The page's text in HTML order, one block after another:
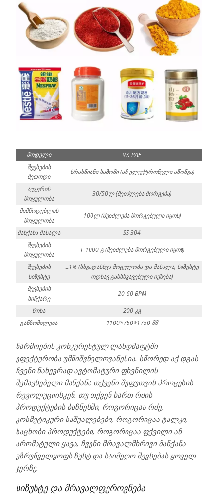
მოდელი
VK-PAF
შევსების
მეთოდი
ხრახნიანი საზომი (ან ელექტრონული აწონვა)
აუგერის
მოცულობა
30/50ლ (შეიძლება მორგება)
მიმწოდებლის
მოცულობა
100ლ (შეიძლება მორგებული იყოს)
მანქანა მასალა
SS 304
შევსების
მოცულობა
1-1000 გ (შეიძლება მორგებული იყოს)
შევსების
სიზუსტე
±1% (სხვადასხვა მოცულობა და მასალა, სიზუსტე
ოდნავ განსხვავებული იქნება)
შევსების
სიჩქარე
20-60 BPM
წონა
200 კგ
განზომილება
1100*750*1750 მმ
წარმოების კონკურენტულ ლანდშაფტში
ეფექტურობა უმნიშვნელოვანესია. სწორედ აქ დგას
ჩვენი ნახევრად ავტომატური ფხვნილის
შემავსებელი მანქანა თქვენი შეფუთვის პროცესის
რევოლუციისკენ. თუ თქვენ ხართ რძის
პროდუქტების ბიზნესში, როგორიცაა რძე,
კოსმეტიკური საშუალებები, როგორიცაა ტალკი,
საცხობი პროდუქტები, როგორიცაა ფქვილი ან
არომატული ყავა, ჩვენი მრავალმხრივი მანქანა
უზრუნველყოფს ზუსტ და საიმედო შევსებას ყოველ
ჯერზე.
სიზუსტე და მრავალფეროვნება